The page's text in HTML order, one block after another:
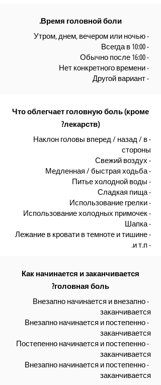
Время головной боли.
- Утром, днем, вечером или ночью
- Всегда в 10:00
- Обычно после 16:00
- Нет конкретного времени
- Другой вариант
Что облегчает головную боль (кроме
лекарств)?
- Наклон головы вперед / назад / в
стороны
- Свежий воздух
- Медленная / быстрая ходьба
- Питье холодной воды
- Сладкая пища
- Использование грелки
- Использование холодных примочек
- Шапка
- Лежание в кровати в темноте и тишине
- и т.п.
Как начинается и заканчивается
головная боль?
- Внезапно начинается и внезапно
заканчивается
- Внезапно начинается и постепенно
заканчивается
- Постепенно начинается и постепенно
заканчивается
- Внезап
но начинается и постепенно
заканчивается